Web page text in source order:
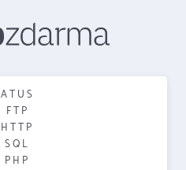
FTP
HTTP
SQL
PHP